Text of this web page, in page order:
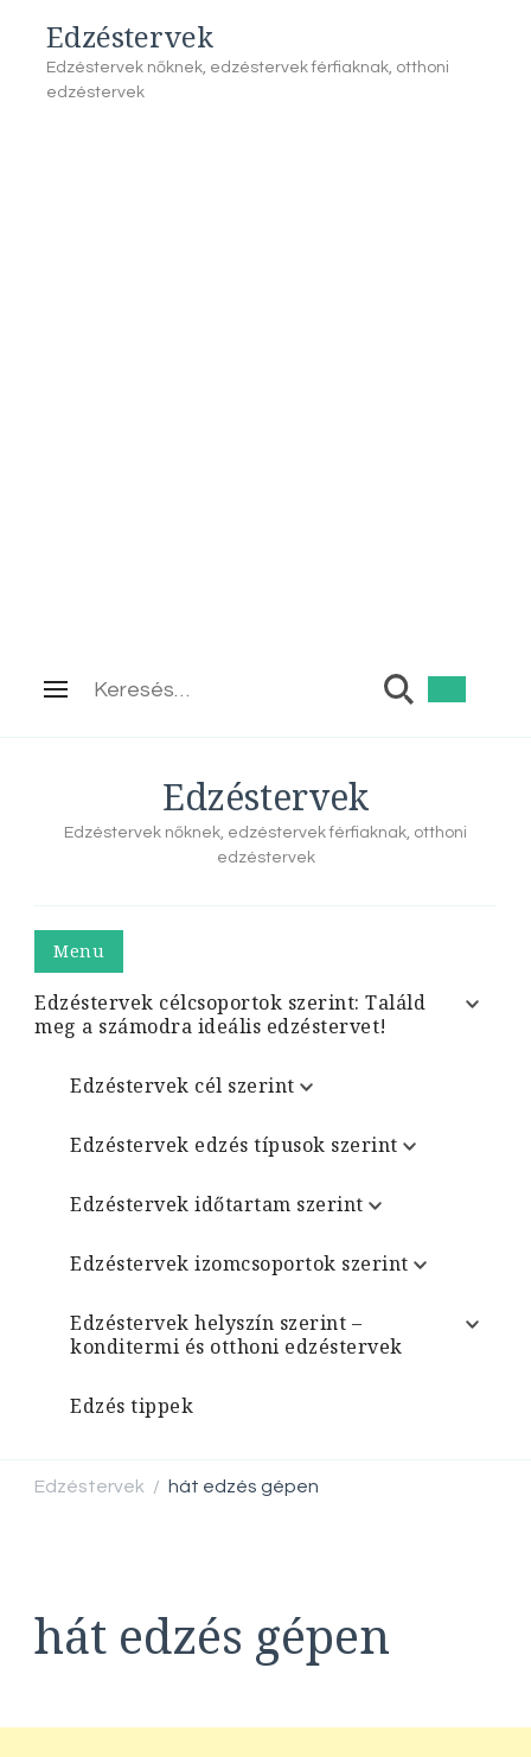
Edzéstervek
Edzéstervek nőknek, edzéstervek férfiaknak, otthoni
edzéstervek
Keresés:
Edzéstervek
Edzéstervek nőknek, edzéstervek férfiaknak, otthoni
edzéstervek
Menu
Edzéstervek célcsoportok szerint: Találd
meg a számodra ideális edzéstervet!
Edzéstervek cél szerint
Edzéstervek edzés típusok szerint
Edzéstervek időtartam szerint
Edzéstervek izomcsoportok szerint
Edzéstervek helyszín szerint –
konditermi és otthoni edzéstervek
Edzés tippek
Edzéstervek / hát edzés gépen
hát edzés gépen